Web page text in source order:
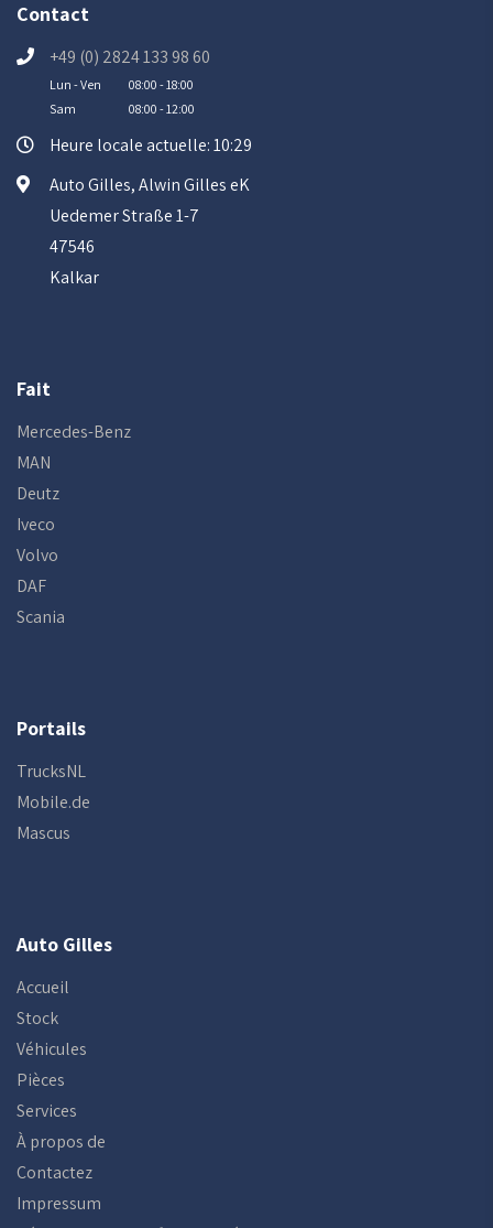
Contact
+49 (0) 2824 133 98 60
Lun - Ven
08:00 - 18:00
Sam
08:00 - 12:00
Heure locale actuelle: 10:29
Auto Gilles, Alwin Gilles eK
Uedemer Straße 1-7
47546
Kalkar
Fait
Mercedes-Benz
MAN
Deutz
Iveco
Volvo
DAF
Scania
Portails
TrucksNL
Mobile.de
Mascus
Auto Gilles
Accueil
Stock
Véhicules
Pièces
Services
À propos de
Contactez
Impressum